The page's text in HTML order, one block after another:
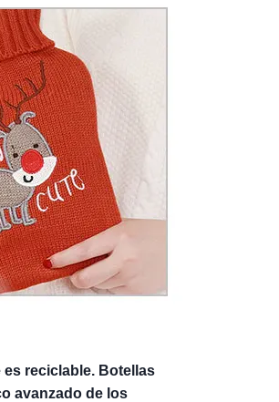
reciclable. Botellas
avanzado de los